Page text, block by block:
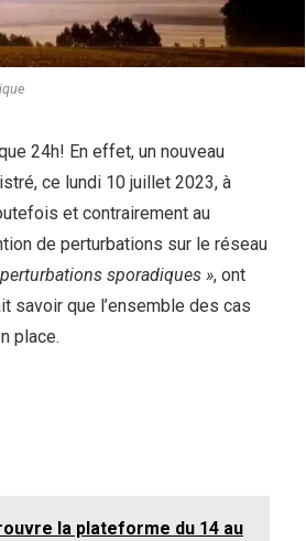
24h! En effet, un nouveau
ce lundi 10 juillet 2023, à
et contrairement au
de perturbations sur le réseau
sporadiques », ont
savoir que l’ensemble des cas
place.
la plateforme du 14 au